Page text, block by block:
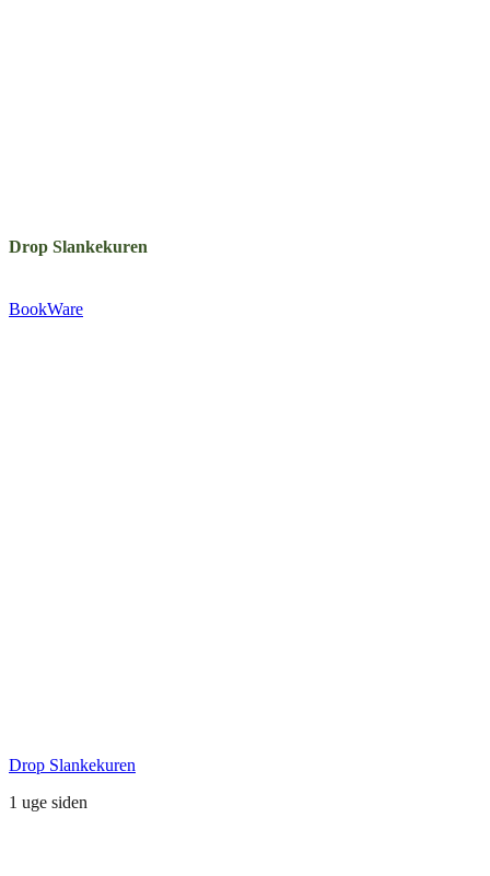
Drop Slankekuren
BookWare
Drop Slankekuren
1 uge siden